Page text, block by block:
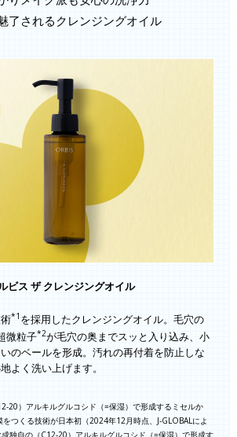
了されるクレンジングオイル
ビス ザ クレンジングオイル
*1 を採用したクレンジングオイル。毛穴の
微粒子*2が毛穴の奥までスッと入り込み、小
のベールを形成。汚れの再付着を防止しな
よく洗い上げます。
20）アルキルグルコシド（=保湿）で形成するミセルか
つくる技術が日本初（2024年12月時点、J-GLOBALによ